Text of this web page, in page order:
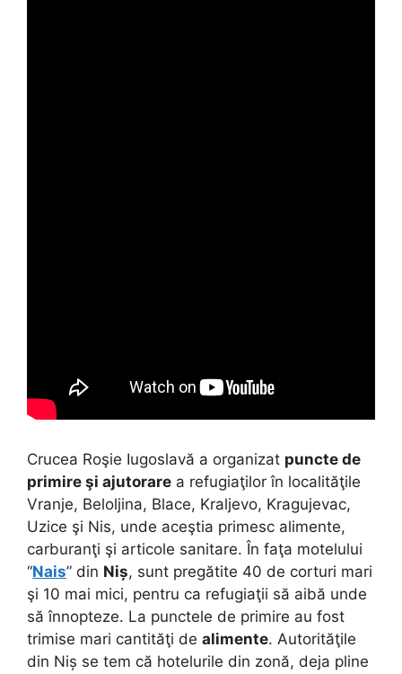
Crucea Roşie Iugoslavă a organizat puncte de
primire şi ajutorare a refugiaţilor în localităţile
Vranje, Beloljina, Blace, Kraljevo, Kragujevac,
Uzice şi Nis, unde aceştia primesc alimente,
carburanţi şi articole sanitare. În faţa motelului
“Nais” din Niș, sunt pregătite 40 de corturi mari
şi 10 mai mici, pentru ca refugiaţii să aibă unde
să înnopteze. La punctele de primire au fost
trimise mari cantităţi de alimente. Autorităţile
din Niș se tem că hotelurile din zonă, deja pline